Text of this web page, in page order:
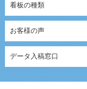
看板の種類
お客様の声
データ入稿窓口